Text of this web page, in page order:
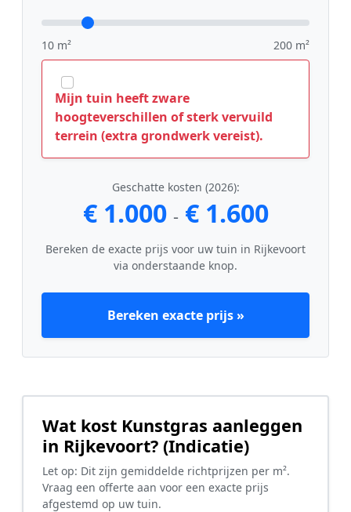
10 m² 200 m²
Mijn tuin heeft zware
hoogteverschillen of sterk vervuild
terrein (extra grondwerk vereist).
Geschatte kosten (2026):
€ 1.000 - € 1.600
Bereken de exacte prijs voor uw tuin in Rijkevoort
via onderstaande knop.
Bereken exacte prijs »
Wat kost Kunstgras aanleggen
in Rijkevoort? (Indicatie)
Let op: Dit zijn gemiddelde richtprijzen per m².
Vraag een offerte aan voor een exacte prijs
afgestemd op uw tuin.